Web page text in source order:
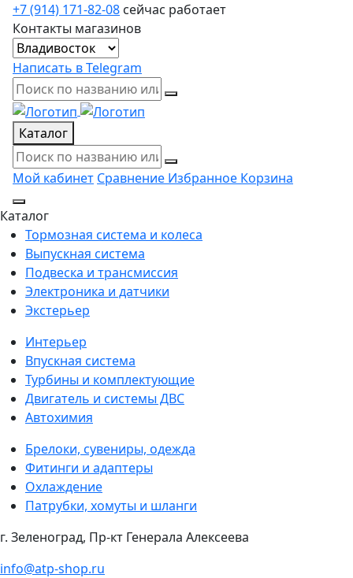
+7 (914) 171-82-08 сейчас работает
Контакты магазинов
Написать в Telegram
Каталог
Мой кабинет Сравнение Избранное Корзина
Каталог
Тормозная система и колеса
Выпускная система
Подвеска и трансмиссия
Электроника и датчики
Экстерьер
Интерьер
Впускная система
Турбины и комплектующие
Двигатель и системы ДВС
Автохимия
Брелоки, сувениры, одежда
Фитинги и адаптеры
Охлаждение
Патрубки, хомуты и шланги
г. Зеленоград, Пр-кт Генерала Алексеева
info@atp-shop.ru